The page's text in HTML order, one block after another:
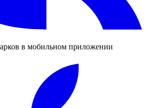
в мобильном приложении